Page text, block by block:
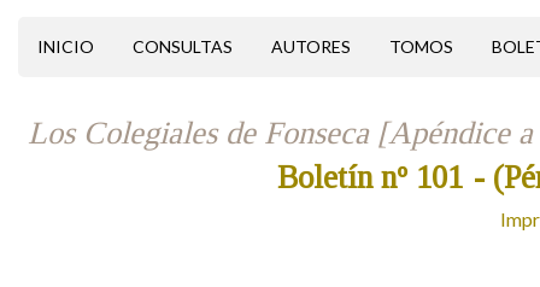
INICIO CONSULTAS AUTORES TOMOS
Los Colegiales de Fonseca [Apéndice
Boletín nº 101 -